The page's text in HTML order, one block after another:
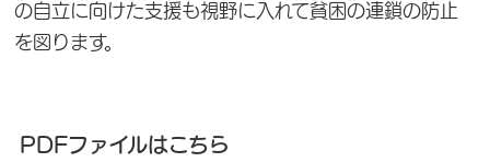
の自立に向けた支援も視野に入れて貧困の連鎖の防止
を図ります。
PDFファイルはこちら